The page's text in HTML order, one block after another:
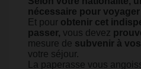
nécessaire pour
Et pour obtenir cet
passer, vous devez
mesure de subvenir à
votre séjour.
La paperasse vous